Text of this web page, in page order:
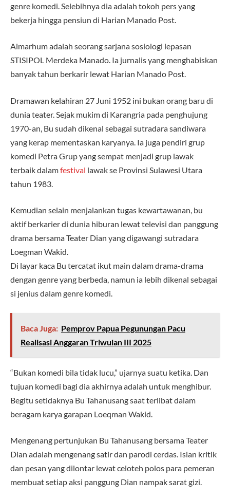
genre komedi. Selebihnya dia adalah tokoh pers yang
bekerja hingga pensiun di Harian Manado Post.
Almarhum adalah seorang sarjana sosiologi lepasan
STISIPOL Merdeka Manado. Ia jurnalis yang menghabiskan
banyak tahun berkarir lewat Harian Manado Post.
Dramawan kelahiran 27 Juni 1952 ini bukan orang baru di
dunia teater. Sejak mukim di Karangria pada penghujung
1970-an, Bu sudah dikenal sebagai sutradara sandiwara
yang kerap mementaskan karyanya. Ia juga pendiri grup
komedi Petra Grup yang sempat menjadi grup lawak
terbaik dalamfestival lawak se Provinsi Sulawesi Utara
tahun 1983.
Kemudian selain menjalankan tugas kewartawanan, bu
aktif berkarier di dunia hiburan lewat televisi dan panggung
drama bersama Teater Dian yang digawangi sutradara
Loegman Wakid.
Di layar kaca Bu tercatat ikut main dalam drama-drama
dengan genre yang berbeda, namun ia lebih dikenal sebagai
si jenius dalam genre komedi.
Baca Juga: Pemprov Papua Pegunungan Pacu
Realisasi Anggaran Triwulan III 2025
“Bukan komedi bila tidak lucu,” ujarnya suatu ketika. Dan
tujuan komedi bagi dia akhirnya adalah untuk menghibur.
Begitu setidaknya Bu Tahanusang saat terlibat dalam
beragam karya garapan Loeqman Wakid.
Mengenang pertunjukan Bu Tahanusang bersama Teater
Dian adalah mengenang satir dan parodi cerdas. Isian kritik
dan pesan yang dilontar lewat celoteh polos para pemeran
membuat setiap aksi panggung Dian nampak sarat gizi.